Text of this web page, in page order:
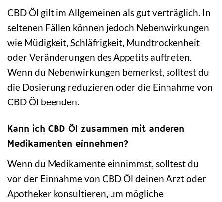
CBD Öl gilt im Allgemeinen als gut verträglich. In
seltenen Fällen können jedoch Nebenwirkungen
wie Müdigkeit, Schläfrigkeit, Mundtrockenheit
oder Veränderungen des Appetits auftreten.
Wenn du Nebenwirkungen bemerkst, solltest du
die Dosierung reduzieren oder die Einnahme von
CBD Öl beenden.
Kann ich CBD Öl zusammen mit anderen
Medikamenten einnehmen?
Wenn du Medikamente einnimmst, solltest du
vor der Einnahme von CBD Öl deinen Arzt oder
Apotheker konsultieren, um mögliche